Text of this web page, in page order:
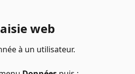
web
à un utilisateur.